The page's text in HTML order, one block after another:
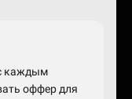
каждым
оффер для